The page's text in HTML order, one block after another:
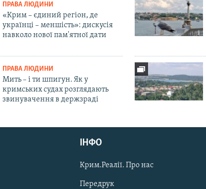
ПРАВА ЛЮДИНИ
«Крим – єдиний регіон, де
українці – меншість»: дискусія
навколо нової пам'ятної дати
ПРАВА ЛЮДИНИ
Мить – і ти шпигун. Як у
кримських судах розглядають
звинувачення в держзраді
ІНФО
Крим.Реалії. Про нас
Передрук